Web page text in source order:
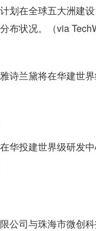
划在全球五大洲建
布状况。（via
华投建世界级研发
公司与珠海市微创